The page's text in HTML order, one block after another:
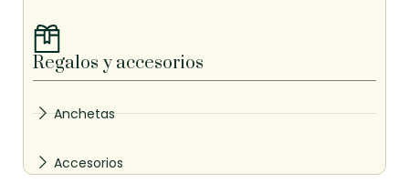
Regalos y accesorios
Anchetas
Accesorios